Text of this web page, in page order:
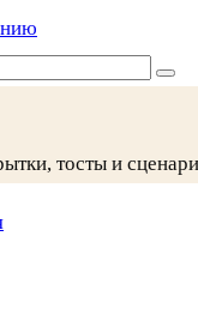
тосты и